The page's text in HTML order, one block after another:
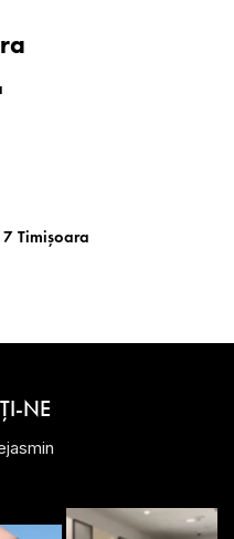
Timișoara
NE